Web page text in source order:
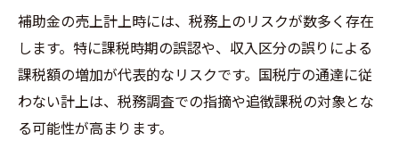
補助金収入と税務署監査での注意事項
経営コンサルティング活用による圧縮記帳
手法
補助金課税リスク低減のための会計実践例
収益認識基準に基づく補助金の扱いとは
補助金の売上計上時には、税務上のリスクが数多く存在
します。特に課税時期の誤認や、収入区分の誤りによる
課税額の増加が代表的なリスクです。国税庁の通達に従
わない計上は、税務調査での指摘や追徴課税の対象とな
る可能性が高まります。